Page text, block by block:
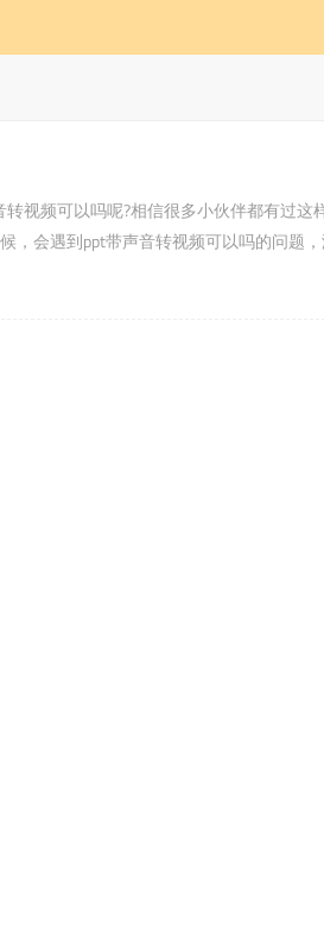
视频可以吗呢?相信很多小伙伴都有过这
，会遇到ppt带声音转视频可以吗的问题